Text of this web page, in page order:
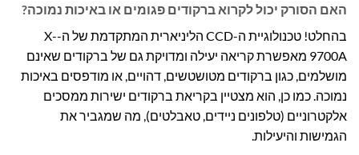
האם הסורק יכול לקרוא ברקודים פגומים או באיכות נמוכה?
בהחלט! טכנולוגיית ה-CCD הליניארית המתקדמת של ה-X-
9700A מאפשרת קריאה יעילה ומדויקת גם של ברקודים שאינם
מושלמים, כגון ברקודים מטושטשים, דהויים, או מודפסים באיכות
נמוכה. כמו כן, הוא מצטיין בקריאת ברקודים ישירות ממסכים
אלקטרוניים (טלפונים ניידים, טאבלטים), מה שמגביר את
הגמישות והיעילות.